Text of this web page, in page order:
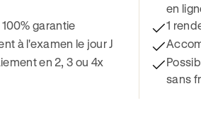
garantie
à l'examen le jour J
en 2, 3 ou 4x
en
1
sans